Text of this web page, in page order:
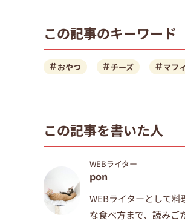
この記事のキーワード
おやつ チーズ マフ
この記事を書いた人
WEBライター
pon
WEBライターとして料
な食べ方まで、 読みご